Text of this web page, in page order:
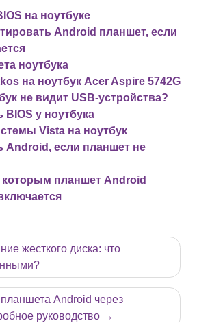
на ноутбуке
Android планшет, если
ноутбука
на ноутбук Acer Aspire 5742G
не видит USB-устройства?
BIOS у ноутбука
Vista на ноутбук
Android, если планшет не
планшет Android
жесткого диска: что
Android через
руководство